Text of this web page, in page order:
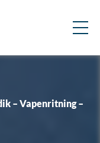
– Vapenritning –